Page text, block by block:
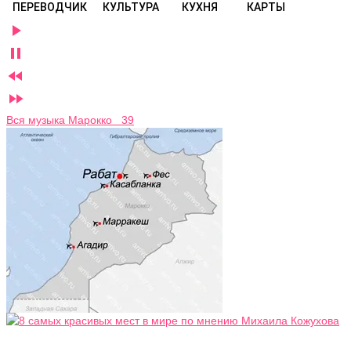
ПЕРЕВОДЧИК КУЛЬТУРА КУХНЯ КАРТЫ




Вся музыка Марокко 39